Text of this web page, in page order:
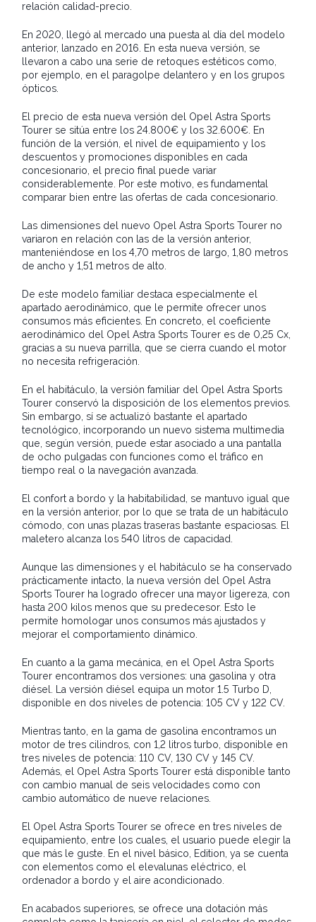
relación calidad-precio.
En 2020, llegó al mercado una puesta al día del modelo
anterior, lanzado en 2016. En esta nueva versión, se
llevaron a cabo una serie de retoques estéticos como,
por ejemplo, en el paragolpe delantero y en los grupos
ópticos.
El precio de esta nueva versión del Opel Astra Sports
Tourer se sitúa entre los 24.800€ y los 32.600€. En
función de la versión, el nivel de equipamiento y los
descuentos y promociones disponibles en cada
concesionario, el precio final puede variar
considerablemente. Por este motivo, es fundamental
comparar bien entre las ofertas de cada concesionario.
Las dimensiones del nuevo Opel Astra Sports Tourer no
variaron en relación con las de la versión anterior,
manteniéndose en los 4,70 metros de largo, 1,80 metros
de ancho y 1,51 metros de alto.
De este modelo familiar destaca especialmente el
apartado aerodinámico, que le permite ofrecer unos
consumos más eficientes. En concreto, el coeficiente
aerodinámico del Opel Astra Sports Tourer es de 0,25 Cx,
gracias a su nueva parrilla, que se cierra cuando el motor
no necesita refrigeración.
En el habitáculo, la versión familiar del Opel Astra Sports
Tourer conservó la disposición de los elementos previos.
Sin embargo, sí se actualizó bastante el apartado
tecnológico, incorporando un nuevo sistema multimedia
que, según versión, puede estar asociado a una pantalla
de ocho pulgadas con funciones como el tráfico en
tiempo real o la navegación avanzada.
El confort a bordo y la habitabilidad, se mantuvo igual que
en la versión anterior, por lo que se trata de un habitáculo
cómodo, con unas plazas traseras bastante espaciosas. El
maletero alcanza los 540 litros de capacidad.
Aunque las dimensiones y el habitáculo se ha conservado
prácticamente intacto, la nueva versión del Opel Astra
Sports Tourer ha logrado ofrecer una mayor ligereza, con
hasta 200 kilos menos que su predecesor. Esto le
permite homologar unos consumos más ajustados y
mejorar el comportamiento dinámico.
En cuanto a la gama mecánica, en el Opel Astra Sports
Tourer encontramos dos versiones: una gasolina y otra
diésel. La versión diésel equipa un motor 1.5 Turbo D,
disponible en dos niveles de potencia: 105 CV y 122 CV.
Mientras tanto, en la gama de gasolina encontramos un
motor de tres cilindros, con 1,2 litros turbo, disponible en
tres niveles de potencia: 110 CV, 130 CV y 145 CV.
Además, el Opel Astra Sports Tourer está disponible tanto
con cambio manual de seis velocidades como con
cambio automático de nueve relaciones.
El Opel Astra Sports Tourer se ofrece en tres niveles de
equipamiento, entre los cuales, el usuario puede elegir la
que más le guste. En el nivel básico, Edition, ya se cuenta
con elementos como el elevalunas eléctrico, el
ordenador a bordo y el aire acondicionado.
En acabados superiores, se ofrece una dotación más